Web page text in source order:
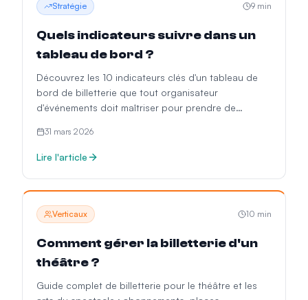
Stratégie 9 min
Quels indicateurs suivre dans un
tableau de bord ?
Découvrez les 10 indicateurs clés d'un tableau de
bord de billetterie que tout organisateur
d'événements doit maîtriser pour prendre de
31 mars 2026
Lire l'article
Verticaux 10 min
Comment gérer la billetterie d'un
théâtre ?
Guide complet de billetterie pour le théâtre et les